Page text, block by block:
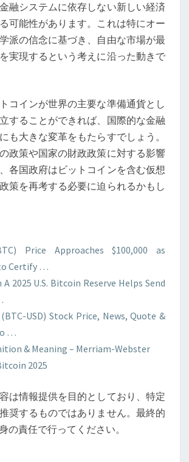
融システムに依存しない新しい経済
可能性があります。これは特にオー
派の信念に基づき、自由な市場が最
実現するという考えに沿った動きで
コインが世界の主要な準備通貨とし
することができれば、国際的な金融
も大きな変革をもたらすでしょう。
政策や国家の財政政策に対する影響
各国政府はビットコインを含む仮想
策を再考する必要に迫られるかもし
Price Approaches $100,000 as
Certify …
2025 U.S. Bitcoin Reserve Helps Send
USD) Stock Price, News, Quote &
…
& Meaning – Merriam-Webster
2025
は情報提供を目的としており、特定
奨するものではありません。最終的
の責任で行ってください。